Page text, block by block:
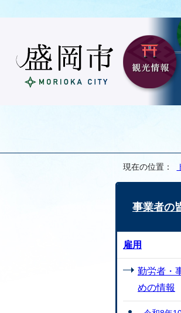
現在の位置：
事業者の
雇用
勤労者・
めの情報